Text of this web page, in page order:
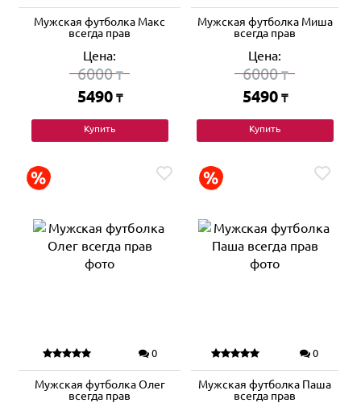
Мужская футболка Макс
всегда прав
Цена:
6000₸
5490 ₸
Купить
Мужская футболка Миша
всегда прав
Цена:
6000₸
5490 ₸
Купить
0
Мужская футболка Олег
всегда прав
0
Мужская футболка Паша
всегда прав